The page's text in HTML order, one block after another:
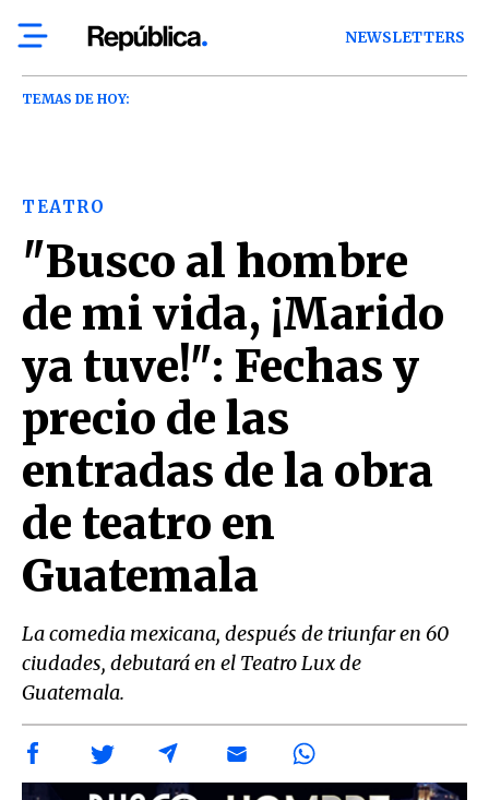
NEWSLETTERS
TEMAS DE HOY:
TEATRO
"Busco al hombre
de mi vida, ¡Marido
ya tuve!": Fechas y
precio de las
entradas de la obra
de teatro en
Guatemala
La comedia mexicana, después de triunfar en 60
ciudades, debutará en el Teatro Lux de
Guatemala.